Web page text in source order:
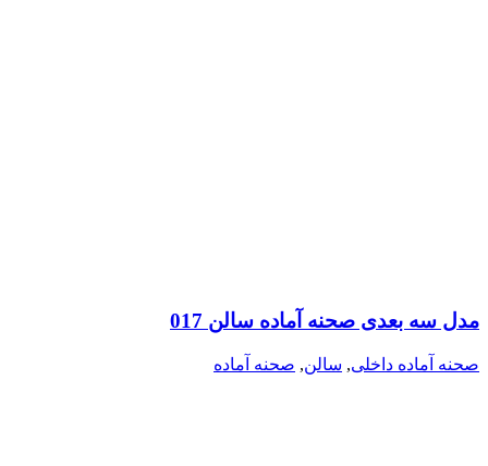
مدل سه بعدی صحنه آماده سالن 017
صحنه آماده داخلی, سالن, صحنه آماده